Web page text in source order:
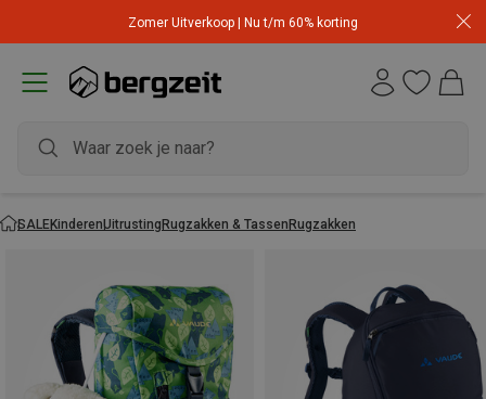
Zomer Uitverkoop | Nu t/m 60% korting
SALEKinderenUitrustingRugzakken & TassenRugzakken